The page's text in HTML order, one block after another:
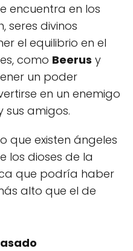
encuentra en los
seres divinos
el equilibrio en el
como Beerus y
un poder
en un enemigo
amigos.
que existen ángeles
los dioses de la
que podría haber
alto que el de